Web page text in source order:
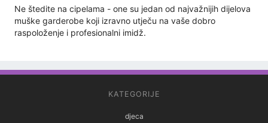
Ne štedite na cipelama - one su jedan od najvažnijih dijelova
muške garderobe koji izravno utječu na vaše dobro
raspoloženje i profesionalni imidž.
KATEGORIJE
djeca